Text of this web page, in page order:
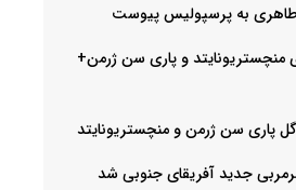
به پرسپولیس پیوست
منچستریونایتد و پاری سن ژرمن+
پاری سن ژرمن و منچستریونایتد
جدید آفریقای جنوبی شد